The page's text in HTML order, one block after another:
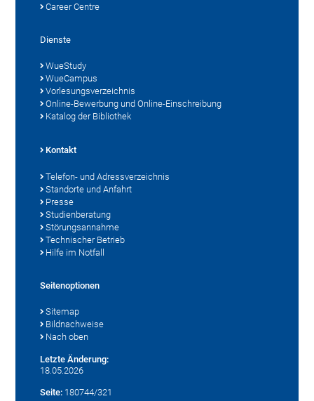
Career Centre
Dienste
WueStudy
WueCampus
Vorlesungsverzeichnis
Online-Bewerbung und Online-Einschreibung
Katalog der Bibliothek
Kontakt
Telefon- und Adressverzeichnis
Standorte und Anfahrt
Presse
Studienberatung
Störungsannahme
Technischer Betrieb
Hilfe im Notfall
Seitenoptionen
Sitemap
Bildnachweise
Nach oben
Letzte Änderung:
18.05.2026
Seite: 180744/321